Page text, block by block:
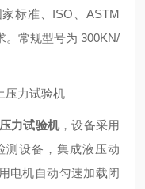
标准、ISO、ASTM
。常规型号为 300KN/
力试验机，设备采用
测设备，集成液压动
电机自动匀速加载闭